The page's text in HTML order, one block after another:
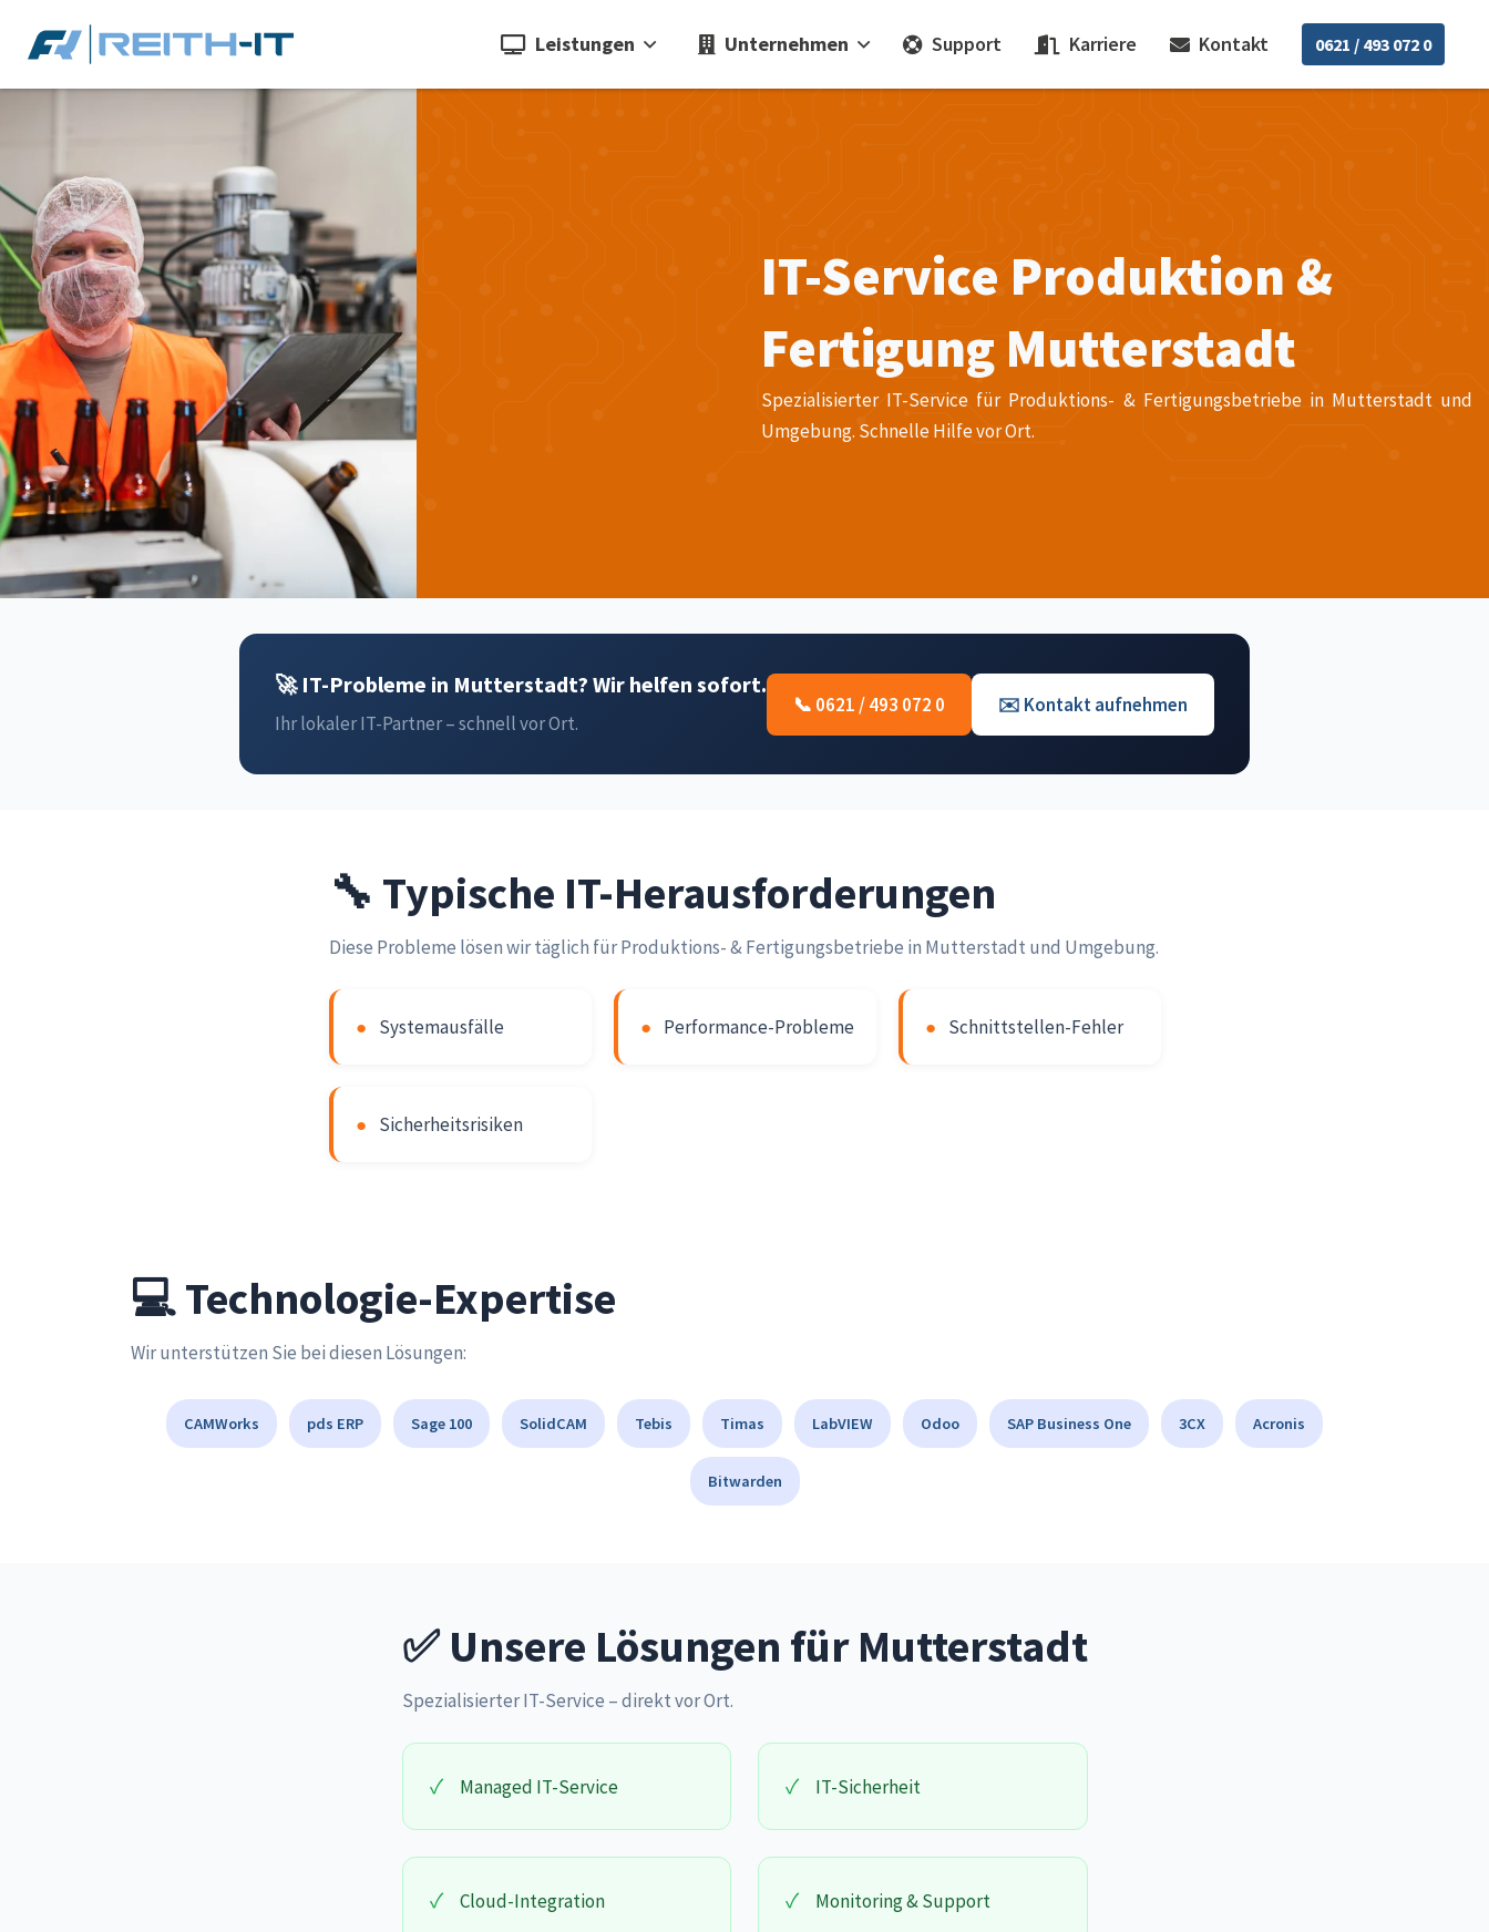
Leistungen Unternehmen Support Karriere Kontakt 0621 / 493 072 0
IT-Service Produktion &
Fertigung Mutterstadt
Spezialisierter IT-Service für Produktions- & Fertigungsbetriebe in Mutterstadt und
Umgebung. Schnelle Hilfe vor Ort.
🚀 IT-Probleme in Mutterstadt? Wir helfen sofort.
Ihr lokaler IT-Partner – schnell vor Ort.
📞 0621 / 493 072 0 ✉️ Kontakt aufnehmen
🔧 Typische IT-Herausforderungen
Diese Probleme lösen wir täglich für Produktions- & Fertigungsbetriebe in Mutterstadt und Umgebung.
● Systemausfälle ● Performance-Probleme ● Schnittstellen-Fehler
● Sicherheitsrisiken
💻 Technologie-Expertise
Wir unterstützen Sie bei diesen Lösungen:
CAMWorks pds ERP Sage 100 SolidCAM Tebis Timas LabVIEW Odoo SAP Business One 3CX Acronis
Bitwarden
✅ Unsere Lösungen für Mutterstadt
Spezialisierter IT-Service – direkt vor Ort.
✓ Managed IT-Service ✓ IT-Sicherheit
✓ Cloud-Integration ✓ Monitoring & Support